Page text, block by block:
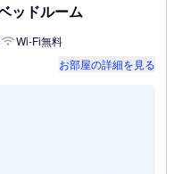
ッドルーム
Wi-Fi無料
お部屋の詳細を見る